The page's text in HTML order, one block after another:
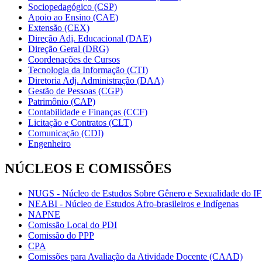
Sociopedagógico (CSP)
Apoio ao Ensino (CAE)
Extensão (CEX)
Direção Adj. Educacional (DAE)
Direção Geral (DRG)
Coordenações de Cursos
Tecnologia da Informação (CTI)
Diretoria Adj. Administração (DAA)
Gestão de Pessoas (CGP)
Patrimônio (CAP)
Contabilidade e Finanças (CCF)
Licitação e Contratos (CLT)
Comunicação (CDI)
Engenheiro
NÚCLEOS E COMISSÕES
NUGS - Núcleo de Estudos Sobre Gênero e Sexualidade do
NEABI - Núcleo de Estudos Afro-brasileiros e Indígenas
NAPNE
Comissão Local do PDI
Comissão do PPP
CPA
Comissões para Avaliação da Atividade Docente (CAAD)